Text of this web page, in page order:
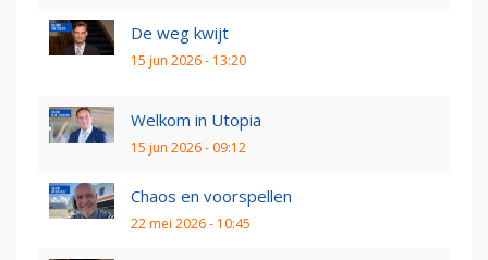
De weg kwijt
15 jun 2026 - 13:20
Welkom in Utopia
15 jun 2026 - 09:12
Chaos en voorspellen
22 mei 2026 - 10:45